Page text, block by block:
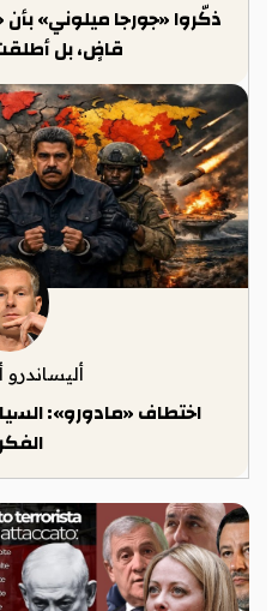
ذكّروا «جورجا ميلوني»
قاضٍ، بل
اختطاف «مادورو»: